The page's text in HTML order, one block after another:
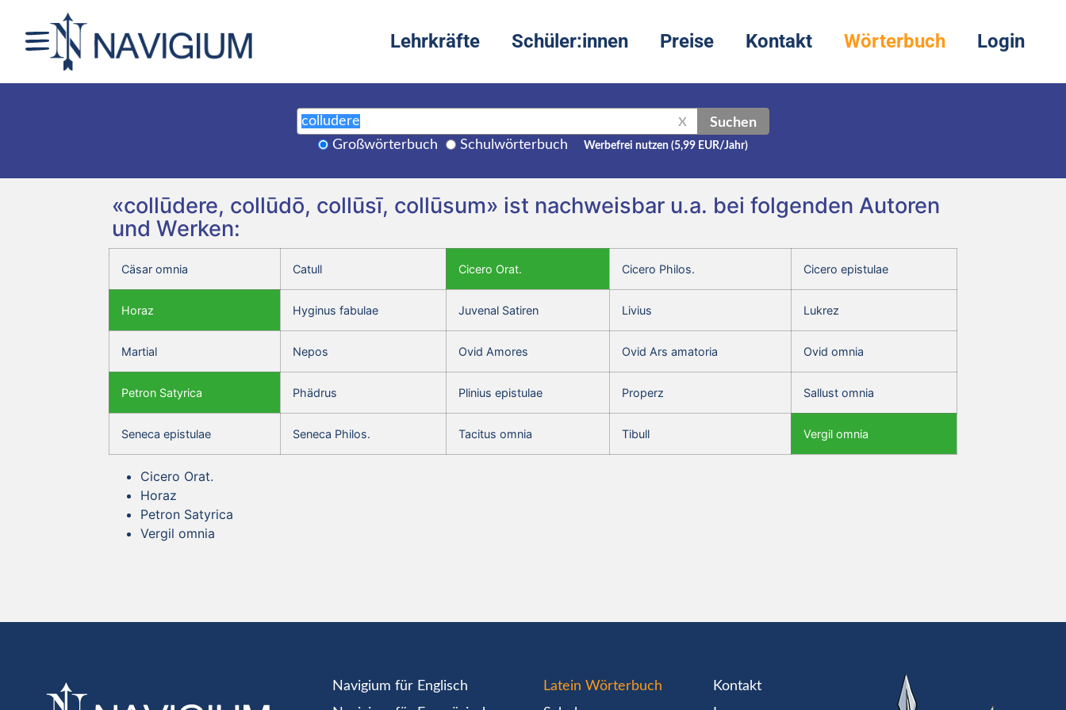
Lehrkräfte Schüler:innen Preise Kontakt Wörterbuch Login
X Suchen
Großwörterbuch Schulwörterbuch Werbefrei nutzen (5,99 EUR/Jahr)
«collūdere, collūdō, collūsī, collūsum» ist nachweisbar u.a. bei folgenden Autoren
und Werken:
Cäsar omnia Catull Cicero Orat. Cicero Philos. Cicero epistulae
Horaz Hyginus fabulae Juvenal Satiren Livius Lukrez
Martial Nepos Ovid Amores Ovid Ars amatoria Ovid omnia
Petron Satyrica Phädrus Plinius epistulae Properz Sallust omnia
Seneca epistulae Seneca Philos. Tacitus omnia Tibull Vergil omnia
Cicero Orat.
Horaz
Petron Satyrica
Vergil omnia
Navigium für Englisch
Latein Wörterbuch
Kontakt